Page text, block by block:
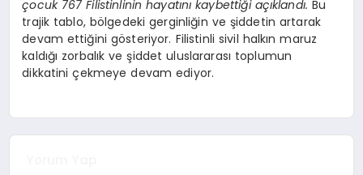
çocuk 767 Filistinlinin hayatını kaybettiği açıklandı. Bu
trajik tablo, bölgedeki gerginliğin ve şiddetin artarak
devam ettiğini gösteriyor. Filistinli sivil halkın maruz
kaldığı zorbalık ve şiddet uluslararası toplumun
dikkatini çekmeye devam ediyor.